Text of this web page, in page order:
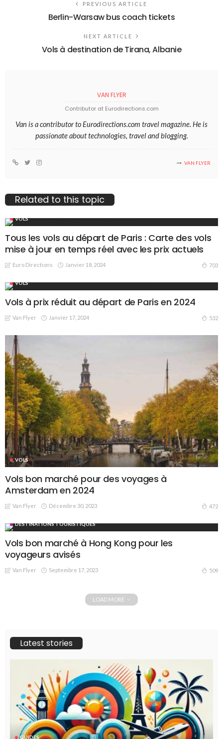
PREVIOUS ARTICLE
Berlin-Warsaw bus coach tickets
NEXT ARTICLE
Vols à destination de Tirana, Albanie
VAN FLYER
Contributor at Eurodirections.com
Van is a contributor to Eurodirections.com travel magazine. He is
passionate about technologies, travel and blogging.
VAN FLYER
Related to this topic
VOLS
Tous les vols au départ de Paris : Carte des vols
mise à jour en temps réel avec les prix actuels
Euro Directions Janvier 18, 2024 703
VOLS
Vols à prix réduit au départ de Paris en 2024
Van Flyer Janvier 17, 2024 532
VOLS
Vols bon marché pour des voyages à
Amsterdam en 2024
Van Flyer Décembre 30, 2023 472
DESTINATIONS TOURISTIQUES
Vols bon marché à Hong Kong pour les
voyageurs avisés
Van Flyer Septembre 17, 2023 509
LOAD MORE
Latest stories
GUIDES